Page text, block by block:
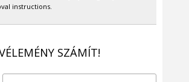
instructions.
SZÁMÍT!